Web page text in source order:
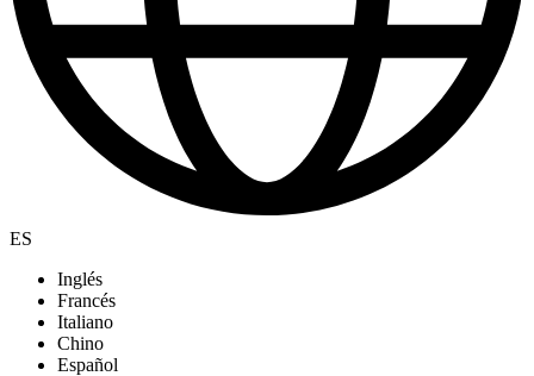
ES
Inglés
Francés
Italiano
Chino
Español